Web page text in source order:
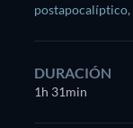
postapocalíptico,
DURACIÓN
1h 31min